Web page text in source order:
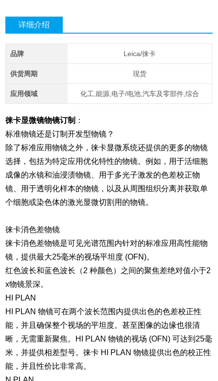
详细介绍
品牌 Leica/徕卡
供货周期 现货
应用领域 化工,能源,电子/电池,汽车及零部件,综合
徕卡显微镜物镜订制 ：
标准物镜还是订制开发型物镜？
除了标准应用物镜之外，徕卡显微系统还提供的更多的物镜
选择，包括为特定应用优化特性的物镜。例如，用于活细胞
成像的水镜和油浸渍物镜、用于多光子激发的色差校正物
镜、用于透明化样本的物镜，以及从周围组织分离并获取单
个细胞或染色体的激光显微切割用的物镜。
徕卡消色差物镜
徕卡消色差物镜是可见光谱范围内针对的标准应用高性能物
镜，提供最大25毫米的视场平坦度 (OFN)。
红色波长和蓝色波长（2 种颜色）之间的聚焦差绝对值小于2
x物镜景深。
HI PLAN
HI PLAN 物镜可在两个波长范围内提供出色的色差校正性
能，并且确保整个视场的平坦度。甚至图像的边缘也很清
晰，无需重新聚焦。HI PLAN 物镜的视场 (OFN) 可达到25毫
米，并提供相差型号。徕卡 HI PLAN 物镜提供出色的校正性
能，并且性价比非常高。